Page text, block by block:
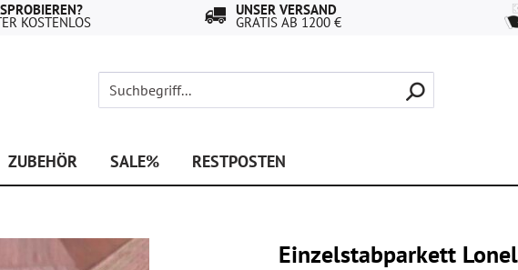
KOSTENLOS
UNSER VERSAND
GRATIS AB 1200 €
ZUBEHÖR SALE% RESTPOSTEN
Einzelstabparkett